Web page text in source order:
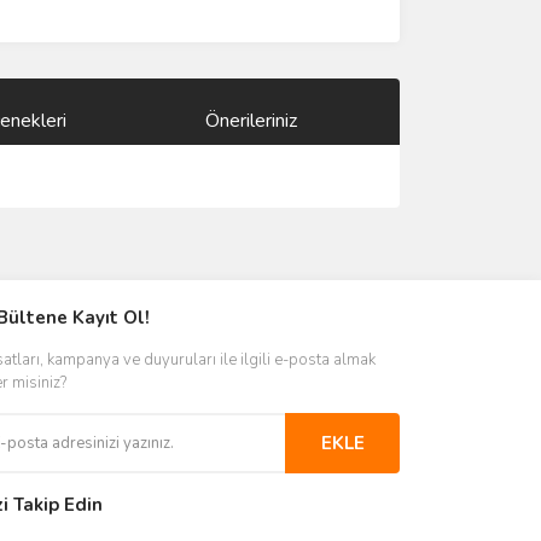
Önerileriniz
Kayıt Ol!
kampanya ve duyuruları ile ilgili e-posta almak
misiniz?
EKLE
Takip Edin